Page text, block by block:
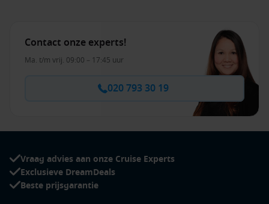
Contact onze experts!
Ma. t/m vrij. 09:00 – 17:45 uur
020 793 30 19
Vraag advies aan onze Cruise Experts
Exclusieve DreamDeals
Beste prijsgarantie